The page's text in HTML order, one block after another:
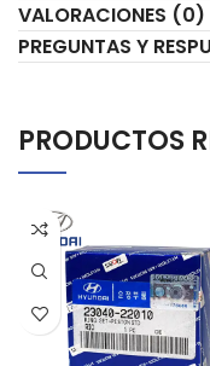
VALORACIONES (0)
PREGUNTAS Y
PRODUCTOS